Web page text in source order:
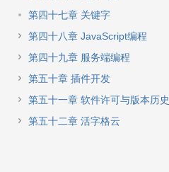
第四十七章 关键字
第四十八章 JavaScript编程
第四十九章 服务端编程
第五十章 插件开发
第五十一章 软件许可与版本历史
第五十二章 活字格云